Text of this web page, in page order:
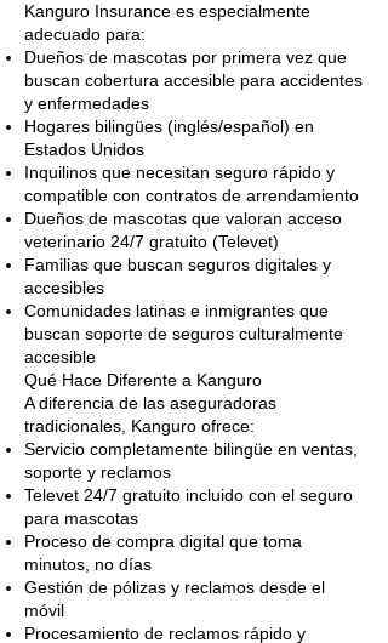
Kanguro Insurance es especialmente
adecuado para:
Dueños de mascotas por primera vez que
buscan cobertura accesible para accidentes
y enfermedades
Hogares bilingües (inglés/español) en
Estados Unidos
Inquilinos que necesitan seguro rápido y
compatible con contratos de arrendamiento
Dueños de mascotas que valoran acceso
veterinario 24/7 gratuito (Televet)
Familias que buscan seguros digitales y
accesibles
Comunidades latinas e inmigrantes que
buscan soporte de seguros culturalmente
accesible
Qué Hace Diferente a Kanguro
A diferencia de las aseguradoras
tradicionales, Kanguro ofrece:
Servicio completamente bilingüe en ventas,
soporte y reclamos
Televet 24/7 gratuito incluido con el seguro
para mascotas
Proceso de compra digital que toma
minutos, no días
Gestión de pólizas y reclamos desde el
móvil
Procesamiento de reclamos rápido y